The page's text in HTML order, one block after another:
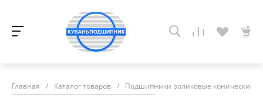
Главная / Каталог товаров / Подшипники роликовые конические